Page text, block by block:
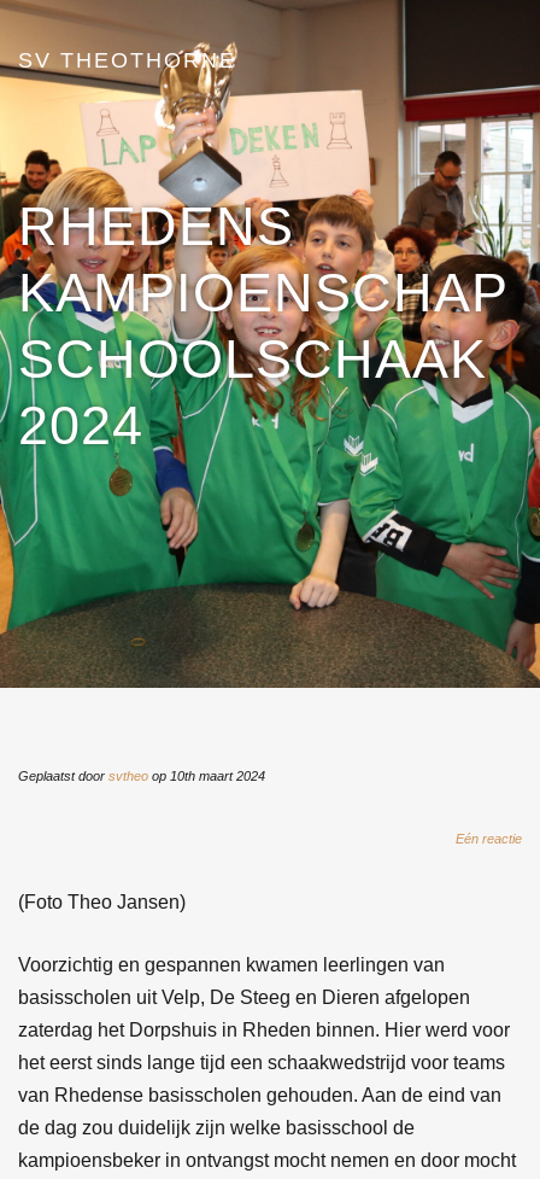
SV THEOTHORNE
RHEDENS
KAMPIOENSCHAP
SCHOOLSCHAAK
2024
Geplaatst door svtheo op 10th maart 2024
Eén reactie
(Foto Theo Jansen)
Voorzichtig en gespannen kwamen leerlingen van
basisscholen uit Velp, De Steeg en Dieren afgelopen
zaterdag het Dorpshuis in Rheden binnen. Hier werd voor
het eerst sinds lange tijd een schaakwedstrijd voor teams
van Rhedense basisscholen gehouden. Aan de eind van
de dag zou duidelijk zijn welke basisschool de
kampioensbeker in ontvangst mocht nemen en door mocht